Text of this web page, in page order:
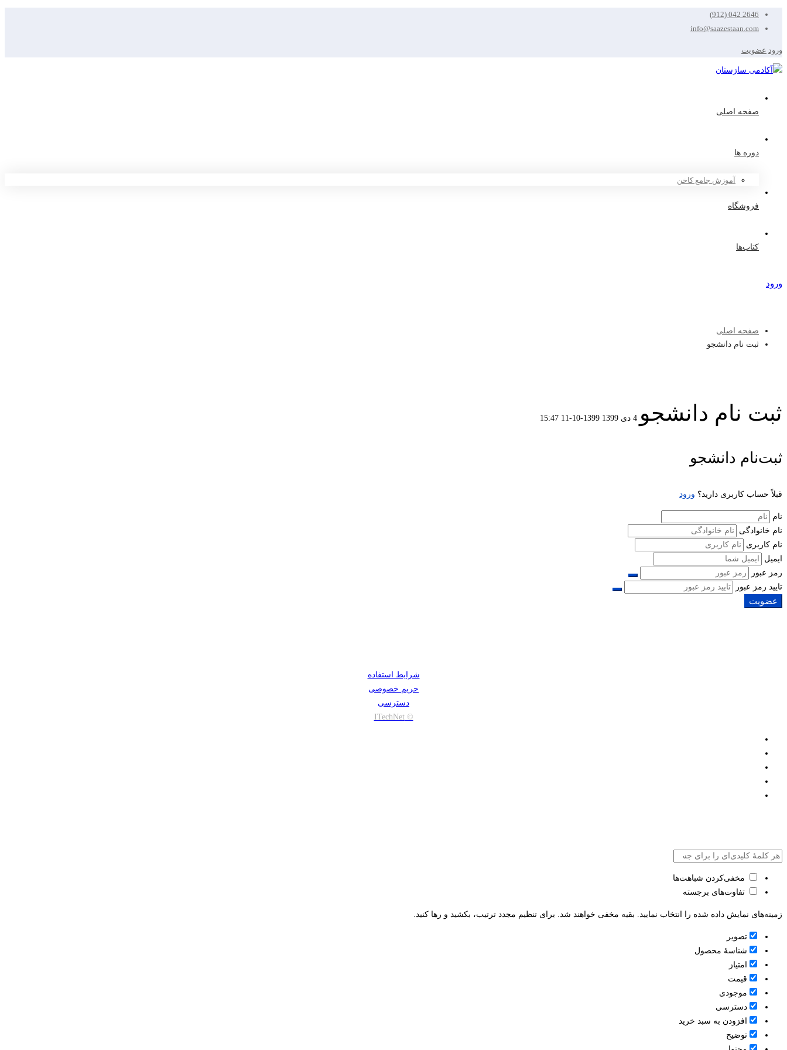
2646 042 (912)
info@saazestaan.com
ورود عضویت
صفحه اصلی
دوره ها
آموزش جامع کاخن
فروشگاه
کتاب‌ها
ورود
صفحه اصلی
ثبت نام دانشجو
ثبت نام دانشجو 4 دی 1399 1399-10-11 15:47
ثبت
نام
دانشجو
ثبت‌نام دانشجو
قبلاً حساب کاربری دارید؟ ورود
نام
نام خانوادگی
نام کاربری
ایمیل
رمز عبور
تایید رمز عبور
عضویت
شرایط استفاده
حریم خصوصی
دسترسی
© ITechNet
مخفی‌کردن شباهت‌ها
تفاوت‌های برجسته
زمینه‌های نمایش داده شده را انتخاب نمایید. بقیه مخفی خواهند شد. برای تنظیم مجدد ترتیب، بکشید و رها کنید.
تصویر
شناسۀ محصول
امتیاز
قيمت
موجودی
دسترسی
افزودن به سبد خرید
توضیح